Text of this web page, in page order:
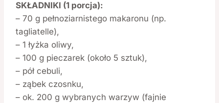
SKŁADNIKI (1 porcja):
– 70 g pełnoziarnistego makaronu (np.
tagliatelle),
– 1 łyżka oliwy,
– 100 g pieczarek (około 5 sztuk),
– pół cebuli,
– ząbek czosnku,
– ok. 200 g wybranych warzyw (fajnie